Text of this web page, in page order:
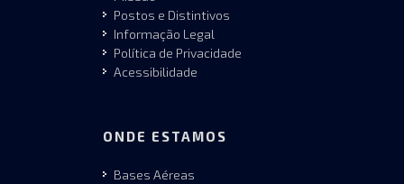
Postos e Distintivos
Informação Legal
Política de Privacidade
Acessibilidade
ONDE ESTAMOS
Bases Aéreas